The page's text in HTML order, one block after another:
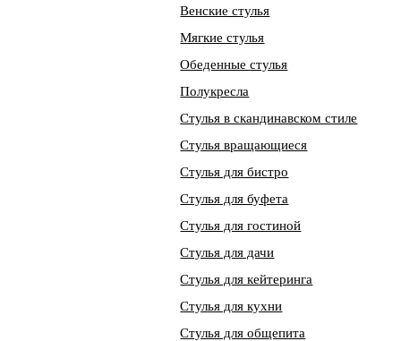
Венские стулья
Мягкие стулья
Обеденные стулья
Полукресла
Стулья в скандинавском стиле
Стулья вращающиеся
Стулья для бистро
Стулья для буфета
Стулья для гостиной
Стулья для дачи
Стулья для кейтеринга
Стулья для кухни
Стулья для общепита